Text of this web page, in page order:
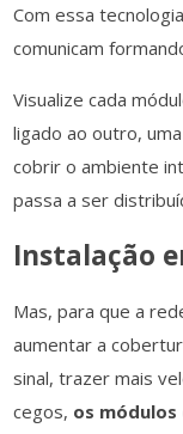
Com essa
comunicam
Visualize cada
ligado ao outro,
cobrir o ambiente
passa a ser
Instalação
Mas, para que a
aumentar a
sinal, trazer mais
cegos, os